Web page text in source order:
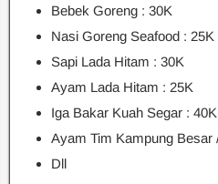
Bebek Goreng : 30K
Nasi Goreng Seafood : 25K
Sapi Lada Hitam : 30K
Ayam Lada Hitam : 25K
Iga Bakar Kuah Segar : 40K
Ayam Tim Kampung Besar
Dll